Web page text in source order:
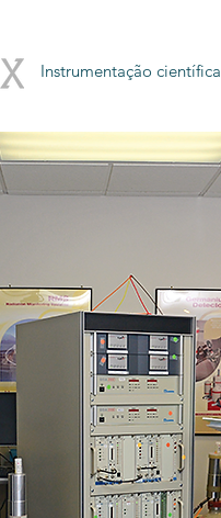
Instrumentação científica